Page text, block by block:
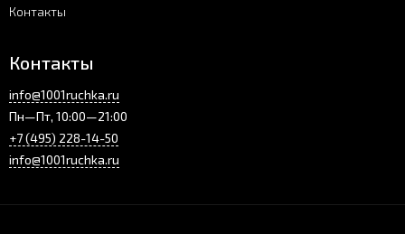
Контакты
Контакты
info@1001ruchka.ru
Пн—Пт, 10:00—21:00
+7 (495) 228-14-50
info@1001ruchka.ru